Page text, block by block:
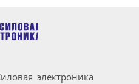
электроника